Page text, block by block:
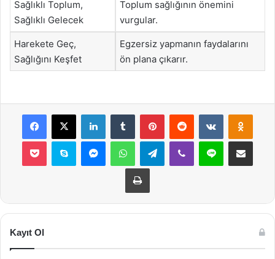
Sağlıklı Toplum,
Sağlıklı Gelecek
Toplum sağlığının önemini
vurgular.
Harekete Geç,
Sağlığını Keşfet
Egzersiz yapmanın faydalarını
ön plana çıkarır.
Facebook
X LinkedInTumblr PinterestReddit VKontakte
Pocket Skype MessengerWhatsAppTelegramViber Line E-Posta ile
Yazdır
Kayıt Ol